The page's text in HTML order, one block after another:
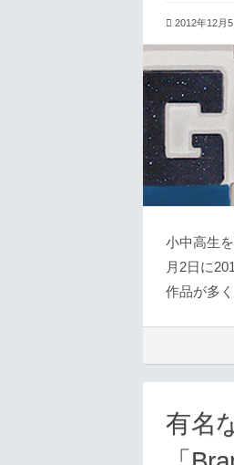
2012年12月5
小中高生
月2日に
作品が多
有名